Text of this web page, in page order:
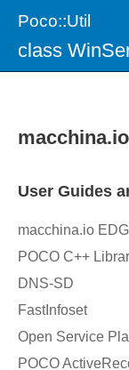
Poco::Util
class